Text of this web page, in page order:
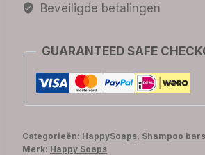
Beveiligde betalingen
GUARANTEED SAFE
Categorieën: HappySoaps Shampoo bars
Merk: Happy Soaps